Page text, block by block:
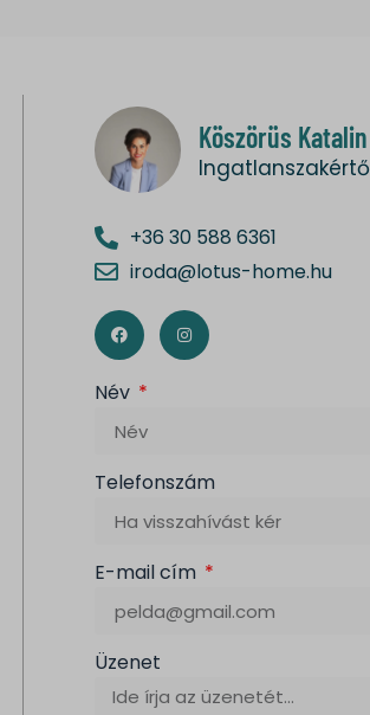
Köszörüs Katalin
Ingatlanszakértő
+36 30 588 6361
iroda@lotus-home.hu
Név
Telefonszám
E-mail cím
Üzenet